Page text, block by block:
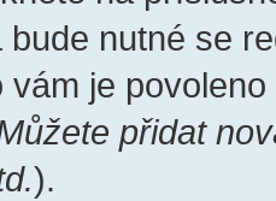
nutné se
vám je
přidat
).